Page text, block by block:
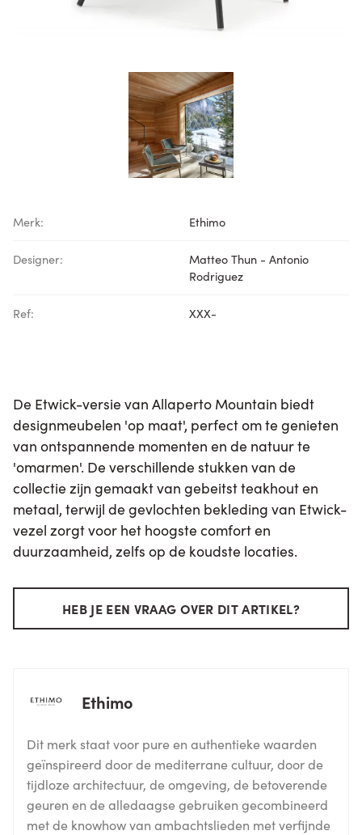
Merk: Ethimo
Designer:
Matteo Thun - Antonio
Rodriguez
Ref: XXX-
De Etwick-versie van Allaperto Mountain biedt
designmeubelen 'op maat', perfect om te genieten
van ontspannende momenten en de natuur te
'omarmen'. De verschillende stukken van de
collectie zijn gemaakt van gebeitst teakhout en
metaal, terwijl de gevlochten bekleding van Etwick-
vezel zorgt voor het hoogste comfort en
duurzaamheid, zelfs op de koudste locaties.
HEB JE EEN VRAAG OVER DIT ARTIKEL?
Ethimo
Dit merk staat voor pure en authentieke waarden
geïnspireerd door de mediterrane cultuur, door de
tijdloze architectuur, de omgeving, de betoverende
geuren en de alledaagse gebruiken gecombineerd
met de knowhow van ambachtslieden met verfijnde